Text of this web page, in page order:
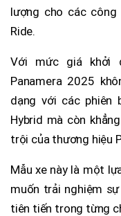
lượng cho các công
Ride.
Với mức giá khởi
Panamera 2025
dạng với các
Hybrid mà còn
trội của thương hiệu
Mẫu xe này là một
muốn trải nghiệm
tiên tiến trong từng